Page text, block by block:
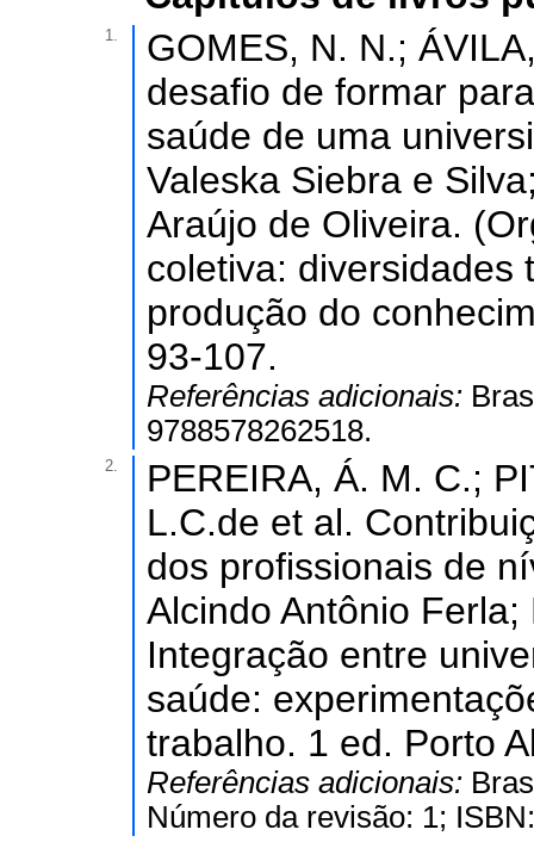
1.
GOMES, N. N.;
desafio de formar
saúde de uma
Valeska Siebra e
Araújo de Oliveira.
coletiva: diversidades
produção do
93-107.
Referências adicionais:
9788578262518.
2.
PEREIRA, Á. M. C.;
L.C.de et al.
dos profissionais de
Alcindo Antônio
Integração entre
saúde:
trabalho. 1 ed. Porto
Referências adicionais:
Número da revisão: 1;